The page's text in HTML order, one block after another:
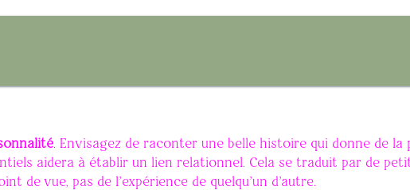
. Envisagez de raconter une belle histoire qui donne de
aidera à établir un lien relationnel. Cela se traduit par de
de vue, pas de l'expérience de quelqu'un d'autre.